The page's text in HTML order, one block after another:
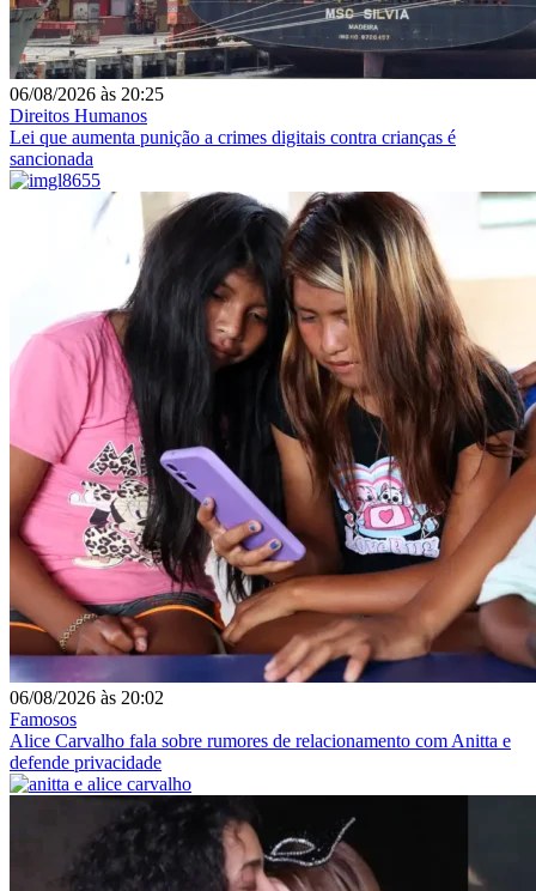
06/08/2026 às 20:25
Direitos Humanos
Lei que aumenta punição a crimes digitais contra crianças é
sancionada
06/08/2026 às 20:02
Famosos
Alice Carvalho fala sobre rumores de relacionamento com Anitta e
defende privacidade